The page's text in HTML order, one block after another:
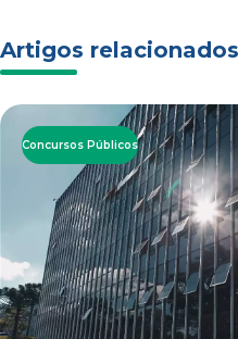
Artigos relacionados
Concursos Públicos